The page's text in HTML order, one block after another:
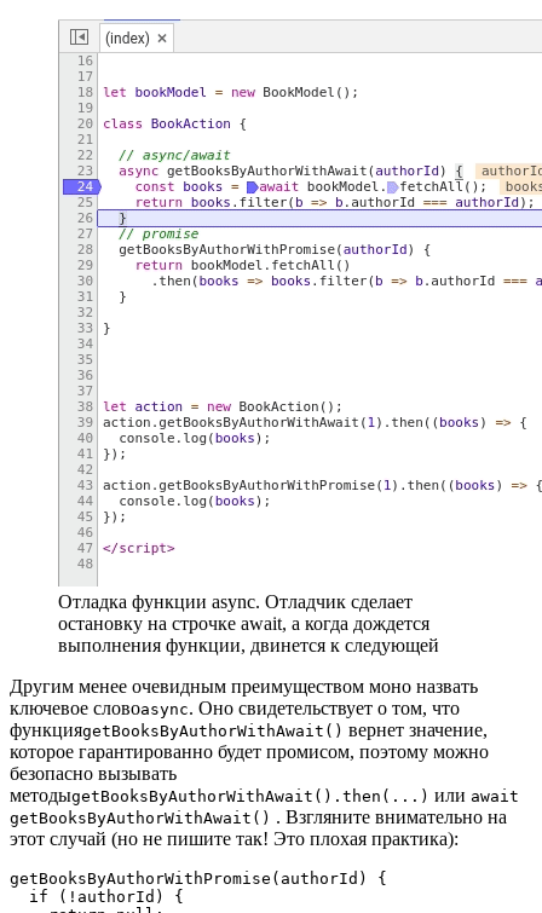
Отладка функции async. Отладчик сделает
остановку на строчке await, а когда дождется
выполнения функции, двинется к следующей
Другим менее очевидным преимуществом моно назвать
ключевое словоasync. Оно свидетельствует о том, что
функцияgetBooksByAuthorWithAwait() вернет значение,
которое гарантированно будет промисом, поэтому можно
безопасно вызывать
методыgetBooksByAuthorWithAwait().then(...) или await
getBooksByAuthorWithAwait() . Взгляните внимательно на
этот случай (но не пишите так! Это плохая практика):
getBooksByAuthorWithPromise(authorId) {
  if (!authorId) {